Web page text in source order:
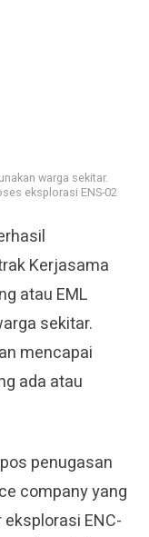
warga sekitar.
eksplorasi ENS-02
Kerjasama
atau EML
sekitar.
mencapai
ada atau
penugasan
company yang
ENC-